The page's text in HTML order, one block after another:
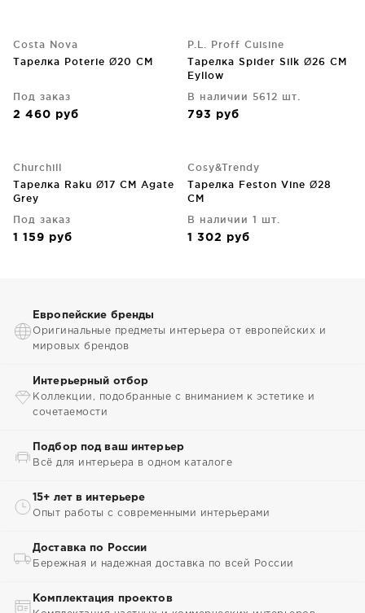
Costa Nova
Тарелка Poterie Ø20 CM
Под заказ
2 460 руб
P.L. Proff Cuisine
Тарелка Spider Silk Ø26 CM
Eyllow
В наличии 5612 шт.
793 руб
Churchill
Тарелка Raku Ø17 CM Agate
Grey
Под заказ
1 159 руб
Cosy&Trendy
Тарелка Feston Vine Ø28
CM
В наличии 1 шт.
1 302 руб
Европейские бренды
Оригинальные предметы интерьера от европейских и
мировых брендов
Интерьерный отбор
Коллекции, подобранные с вниманием к эстетике и
сочетаемости
Подбор под ваш интерьер
Всё для интерьера в одном каталоге
15+ лет в интерьере
Опыт работы с современными интерьерами
Доставка по России
Бережная и надежная доставка по всей России
Комплектация проектов